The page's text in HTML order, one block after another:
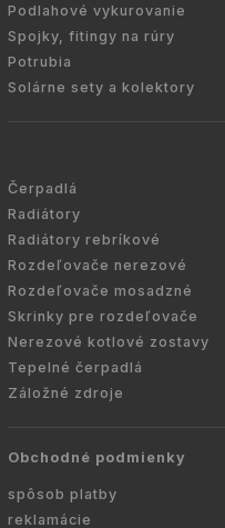
Podlahové vykurovanie
Spojky, fitingy na rúry
Potrubia
Solárne sety a kolektory
Čerpadlá
Radiátory
Radiátory rebríkové
Rozdeľovače nerezové
Rozdeľovače mosadzné
Skrinky pre rozdeľovače
Nerezové kotlové zostavy
Tepelné čerpadlá
Záložné zdroje
Obchodné podmienky
spôsob platby
reklamácie